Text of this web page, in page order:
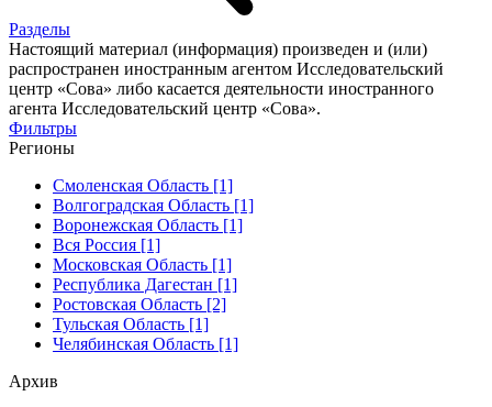
Разделы
Настоящий материал (информация) произведен и (или)
распространен иностранным агентом Исследовательский
центр «Сова» либо касается деятельности иностранного
агента Исследовательский центр «Сова».
Фильтры
Регионы
Смоленская Область [1]
Волгоградская Область [1]
Воронежская Область [1]
Вся Россия [1]
Московская Область [1]
Республика Дагестан [1]
Ростовская Область [2]
Тульская Область [1]
Челябинская Область [1]
Архив